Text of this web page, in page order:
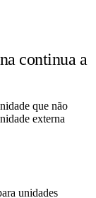
continua a
que não
externa
unidades